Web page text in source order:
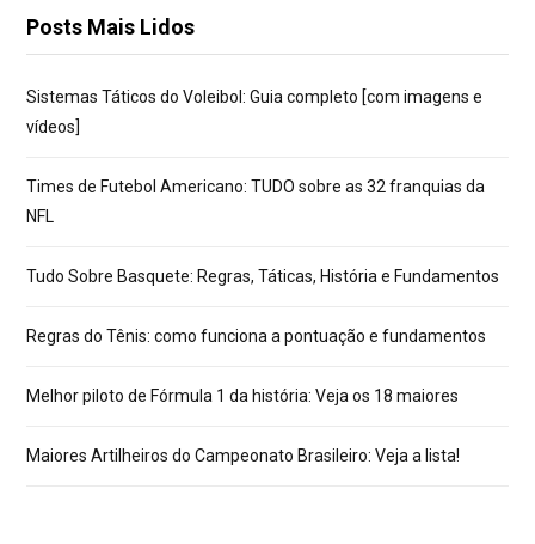
Posts Mais Lidos
Sistemas Táticos do Voleibol: Guia completo [com imagens e
vídeos]
Times de Futebol Americano: TUDO sobre as 32 franquias da
NFL
Tudo Sobre Basquete: Regras, Táticas, História e Fundamentos
Regras do Tênis: como funciona a pontuação e fundamentos
Melhor piloto de Fórmula 1 da história: Veja os 18 maiores
Maiores Artilheiros do Campeonato Brasileiro: Veja a lista!